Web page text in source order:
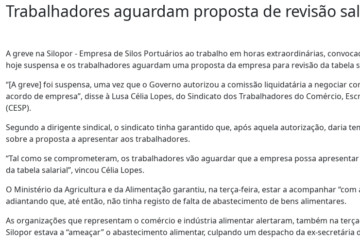
Trabalhadores aguardam proposta de revisão
A greve na Silopor - Empresa de Silos Portuários ao trabalho em horas extraordinárias,
hoje suspensa e os trabalhadores aguardam uma proposta da empresa para revisão da tabela
“[A greve] foi suspensa, uma vez que o Governo autorizou a comissão liquidatária a negociar
acordo de empresa”, disse à Lusa Célia Lopes, do Sindicato dos Trabalhadores do Comércio,
(CESP).
Segundo a dirigente sindical, o sindicato tinha garantido que, após aquela autorização, daria
sobre a proposta a apresentar aos trabalhadores.
“Tal como se comprometeram, os trabalhadores vão aguardar que a empresa possa
da tabela salarial”, vincou Célia Lopes.
O Ministério da Agricultura e da Alimentação garantiu, na terça-feira, estar a acompanhar “com
adiantando que, até então, não tinha registo de falta de abastecimento de bens alimentares.
As organizações que representam o comércio e indústria alimentar alertaram, também na
Silopor estava a “ameaçar” o abastecimento alimentar, culpando um despacho da ex-secretária